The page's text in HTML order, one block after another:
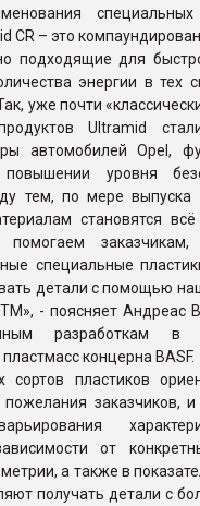
CR – это
подходящие для
энергии в тех
уже почти
Ultramid
автомобилей Opel,
уровня
тем, по мере выпуска
становятся
заказчикам,
специальные
детали с помощью
- поясняет Андреас
разработкам в
концерна BASF.
сортов пластиков
заказчиков, и
от
а также в
получать детали с